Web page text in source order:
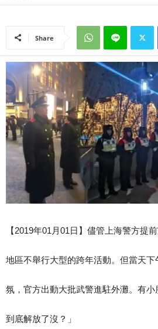
Share
【2019年01月01日】儘管上海警方提
地區不舉行大型的跨年活動。但當天
氛，官方出動大批武警進駐外灘。有
到底解放了沒？」